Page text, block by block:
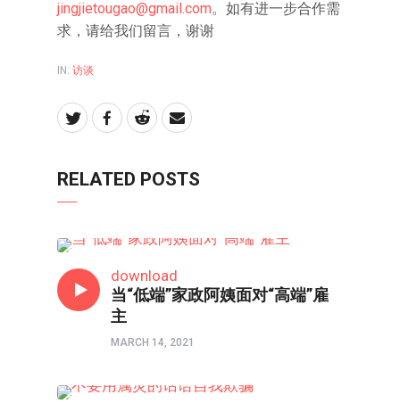
jingjietougao@gmail.com。如有进一步合作需
求，请给我们留言，谢谢
IN: 访谈
RELATED POSTS
download
当“低端”家政阿姨面对“高端”雇
主
MARCH 14, 2021